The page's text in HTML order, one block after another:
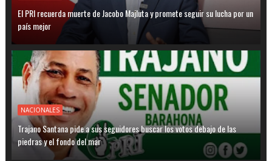
El PRI recuerda muerte de Jacobo Majluta y promete seguir su lucha por un
país mejor
NACIONALES
Trajano Santana pide a sus seguidores buscar los votos debajo de las
piedras y el fondo del mar